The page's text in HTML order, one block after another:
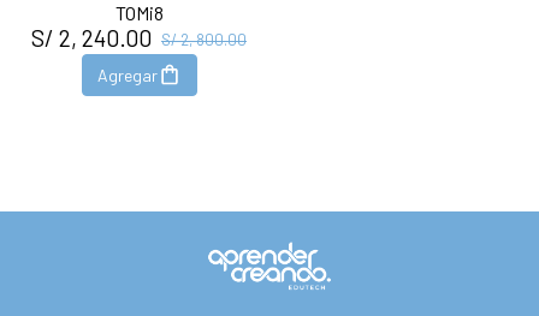
TOMi8
S/ 2, 800.00
S/ 2, 240.00
Agregar